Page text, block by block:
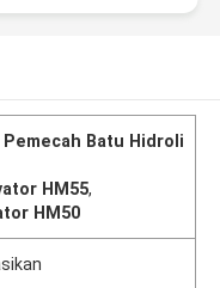
Batu Hidroli
HM55,
HM50